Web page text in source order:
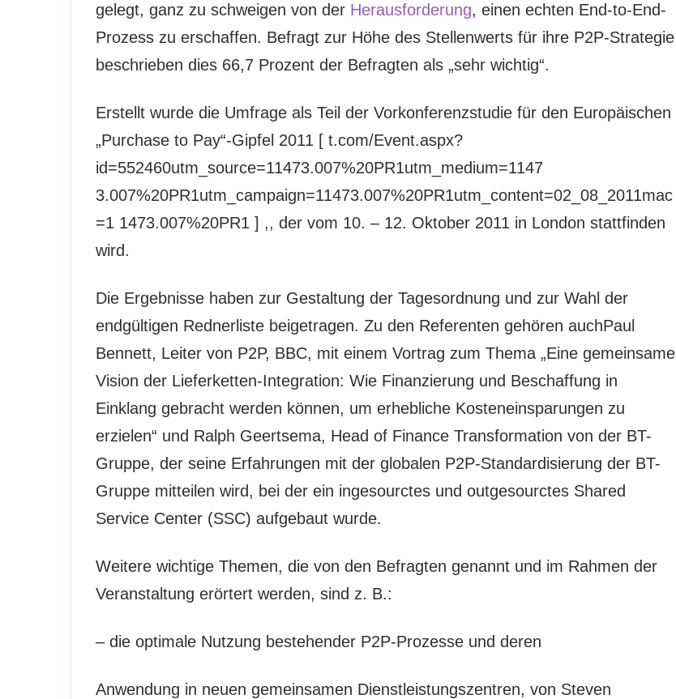
gelegt, ganz zu schweigen von der Herausforderung, einen echten End-to-End-
Prozess zu erschaffen. Befragt zur Höhe des Stellenwerts für ihre P2P-Strategie
beschrieben dies 66,7 Prozent der Befragten als „sehr wichtig“.
Erstellt wurde die Umfrage als Teil der Vorkonferenzstudie für den Europäischen
„Purchase to Pay“-Gipfel 2011 [ t.com/Event.aspx?
id=552460utm_source=11473.007%20PR1utm_medium=1147
3.007%20PR1utm_campaign=11473.007%20PR1utm_content=02_08_2011mac
=1 1473.007%20PR1 ] ,, der vom 10. – 12. Oktober 2011 in London stattfinden
wird.
Die Ergebnisse haben zur Gestaltung der Tagesordnung und zur Wahl der
endgültigen Rednerliste beigetragen. Zu den Referenten gehören auchPaul
Bennett, Leiter von P2P, BBC, mit einem Vortrag zum Thema „Eine gemeinsame
Vision der Lieferketten-Integration: Wie Finanzierung und Beschaffung in
Einklang gebracht werden können, um erhebliche Kosteneinsparungen zu
erzielen“ und Ralph Geertsema, Head of Finance Transformation von der BT-
Gruppe, der seine Erfahrungen mit der globalen P2P-Standardisierung der BT-
Gruppe mitteilen wird, bei der ein ingesourctes und outgesourctes Shared
Service Center (SSC) aufgebaut wurde.
Weitere wichtige Themen, die von den Befragten genannt und im Rahmen der
Veranstaltung erörtert werden, sind z. B.:
– die optimale Nutzung bestehender P2P-Prozesse und deren
Anwendung in neuen gemeinsamen Dienstleistungszentren, von Steven